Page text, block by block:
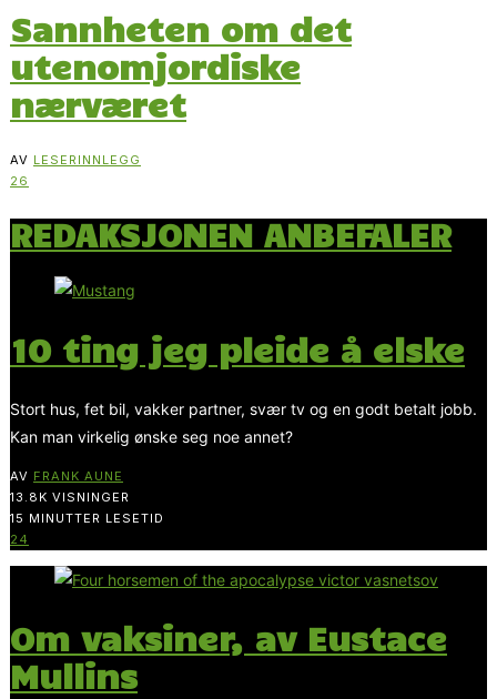
Sannheten om det
utenomjordiske
nærværet
AV LESERINNLEGG
26
REDAKSJONEN ANBEFALER
10 ting jeg pleide å elske
Stort hus, fet bil, vakker partner, svær tv og en godt betalt jobb.
Kan man virkelig ønske seg noe annet?
AV FRANK AUNE
13.8K VISNINGER
15 MINUTTER LESETID
24
Om vaksiner, av Eustace
Mullins